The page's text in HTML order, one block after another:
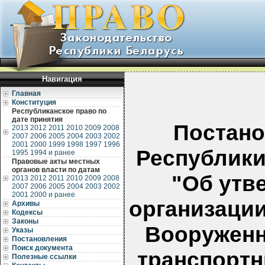
Навигация
Главная
Конституция
Республиканское право по
дате принятия
2013 2012 2011 2010 2009 2008
2007 2006 2005 2004 2003 2002
2001 2000 1999 1998 1997 1996
1995 1994 и ранее
Правовые акты местных
органов власти по датам
2013 2012 2011 2010 2009 2008
2007 2006 2005 2004 2003 2002
2001 2000 и ранее
Архивы
Кодексы
Законы
Указы
Постановления
Поиск документа
Полезные ссылки
"Об